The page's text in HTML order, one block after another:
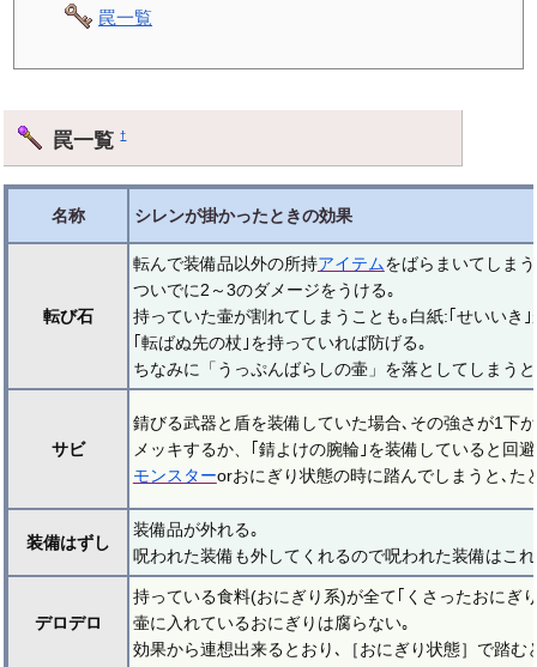
罠一覧
罠一覧†
名称 シレンが掛かったときの効果
転び石
転んで装備品以外の所持アイテムをばらまいてしま
ついでに2～3のダメージをうける｡
持っていた壷が割れてしまうことも｡白紙:｢せいいき
｢転ばぬ先の杖｣を持っていれば防げる｡
ちなみに「うっぷんばらしの壷」を落としてしまう
サビ
錆びる武器と盾を装備していた場合､その強さが1下
メッキするか、｢錆よけの腕輪｣を装備していると回
モンスターorおにぎり状態の時に踏んでしまうと､た
装備はずし
装備品が外れる｡
呪われた装備も外してくれるので呪われた装備はこ
デロデロ
持っている食料(おにぎり系)が全て｢くさったおにぎ
壷に入れているおにぎりは腐らない｡
効果から連想出来るとおり､［おにぎり状態］で踏む